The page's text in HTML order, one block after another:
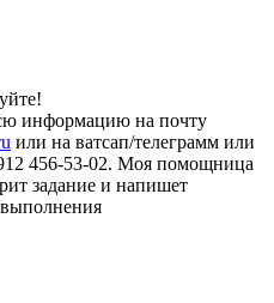
информацию на почту
или на ватсап/телеграмм или
456-53-02. Моя помощница
задание и напишет